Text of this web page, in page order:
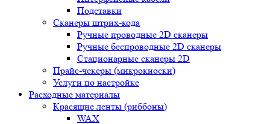
Подставки
Сканеры штрих-кода
Ручные проводные 2D сканеры
Ручные беспроводные 2D сканеры
Стационарные сканеры 2D
Прайс-чекеры (микрокиоски)
Услуги по настройке
Расходные материалы
Красящие ленты (риббоны)
WAX